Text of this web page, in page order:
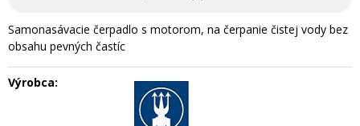
Samonasávacie čerpadlo s motorom, na čerpanie čistej vody bez
obsahu pevných častíc
Výrobca: